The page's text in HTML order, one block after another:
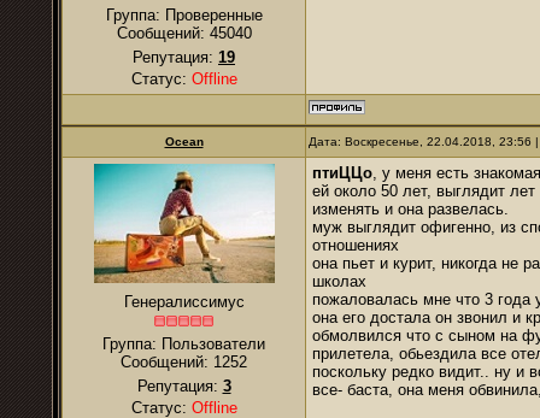
Группа: Проверенные
Сообщений: 45040
Репутация: 19
Статус: Offline
Ocean Дата: Воскресенье, 22.04.2018,
Генералиссимус
Группа: Пользователи
Сообщений: 1252
Репутация: 3
Статус: Offline
птиЦЦо, у меня есть
ей около 50 лет, выглядит
изменять и она развелась.
муж выглядит офигенно, из
отношениях
она пьет и курит, никогда не
школах
пожаловалась мне что 3
она его достала он звонил и
обмолвился что с сыном на
прилетела, обьездила все
поскольку редко видит.. ну и
все- баста, она меня